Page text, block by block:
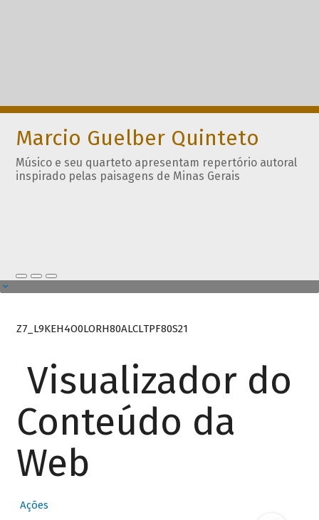
Marcio Guelber Quinteto
Músico e seu quarteto apresentam repertório autoral
inspirado pelas paisagens de Minas Gerais
Z7_L9KEH4O0LORH80ALCLTPF80S21
Visualizador do
Conteúdo da
Web
Ações